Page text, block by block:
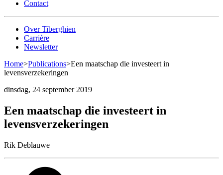
Contact
Over Tiberghien
Carrière
Newsletter
Home>Publications>Een maatschap die investeert in
levensverzekeringen
dinsdag, 24 september 2019
Een maatschap die investeert in
levensverzekeringen
Rik Deblauwe